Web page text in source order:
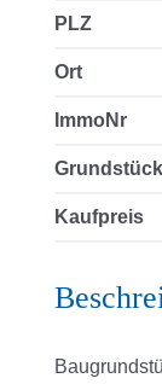
PLZ
Ort
ImmoNr
Kaufpreis